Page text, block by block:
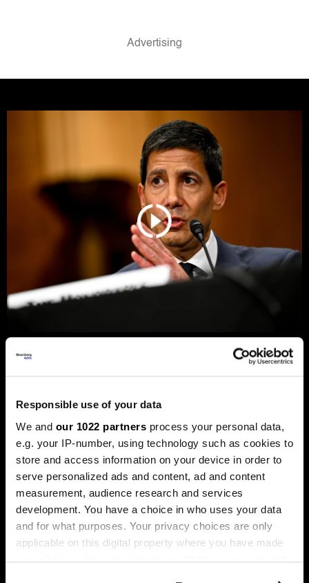
Responsible use of your data
We and our 1022 partners process your personal data,
e.g. your IP-number, using technology such as cookies to
store and access information on your device in order to
serve personalized ads and content, ad and content
measurement, audience research and services
development. You have a choice in who uses your data
and for what purposes. Your privacy choices are only
applicable on this digital property where you have made
your choices. You can change or withdraw your consent
Новиот шеф на Фед сака да ги
намали каматите - пазарот го чека
Новиот шеф на Фeд, Кевин Варш, ќе се обиде
каматните стапки, но Марко Бјеговиќ од „Аркомина
рисрч“ предупредува дека за тоа ќе мора да ги
редефинира клучните економски индикатори и да ги
придобие скептичните колеги.